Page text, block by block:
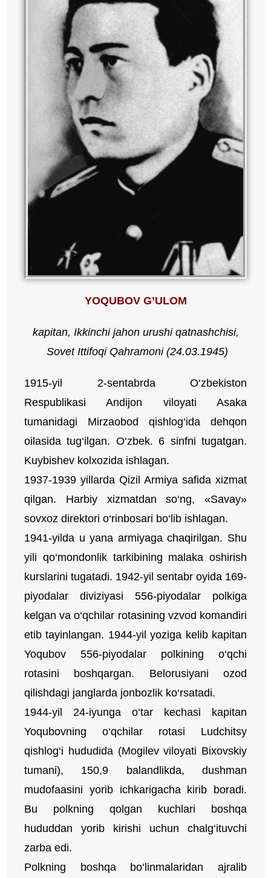
YOQUBOV G’ULOM
kapitan, Ikkinchi jahon urushi qatnashchisi,
Sovet Ittifoqi Qahramoni (24.03.1945)
1915-yil 2-sentabrda O‘zbekiston
Respublikasi Andijon viloyati Asaka
tumanidagi Mirzaobod qishlog‘ida dehqon
oilasida tug‘ilgan. O‘zbek. 6 sinfni tugatgan.
Kuybishev kolxozida ishlagan.
1937-1939 yillarda Qizil Armiya safida xizmat
qilgan. Harbiy xizmatdan so‘ng, «Savay»
sovxoz direktori o‘rinbosari bo‘lib ishlagan.
1941-yilda u yana armiyaga chaqirilgan. Shu
yili qo‘mondonlik tarkibining malaka oshirish
kurslarini tugatadi. 1942-yil sentabr oyida 169-
piyodalar diviziyasi 556-piyodalar polkiga
kelgan va o‘qchilar rotasining vzvod komandiri
etib tayinlangan. 1944-yil yoziga kelib kapitan
Yoqubov 556-piyodalar polkining o‘qchi
rotasini boshqargan. Belorusiyani ozod
qilishdagi janglarda jonbozlik ko‘rsatadi.
1944-yil 24-iyunga o‘tar kechasi kapitan
Yoqubovning o‘qchilar rotasi Ludchitsy
qishlog‘i hududida (Mogilev viloyati Bixovskiy
tumani), 150,9 balandlikda, dushman
mudofaasini yorib ichkarigacha kirib boradi.
Bu polkning qolgan kuchlari boshqa
hududdan yorib kirishi uchun chalg‘ituvchi
zarba edi.
Polkning boshqa bo‘linmalaridan ajralib